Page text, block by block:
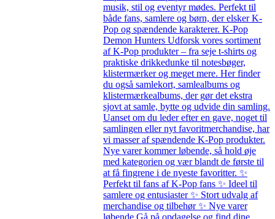
musik, stil og eventyr mødes. Perfekt til
både fans, samlere og børn, der elsker K-
Pop og spændende karakterer. K-Pop
Demon Hunters Udforsk vores sortiment
af K-Pop produkter – fra seje t-shirts og
praktiske drikkedunke til notesbøger,
klistermærker og meget mere. Her finder
du også samlekort, samlealbums og
klistermærkealbums, der gør det ekstra
sjovt at samle, bytte og udvide din samling.
Uanset om du leder efter en gave, noget til
samlingen eller nyt favoritmerchandise, har
vi masser af spændende K-Pop produkter.
Nye varer kommer løbende, så hold øje
med kategorien og vær blandt de første til
at få fingrene i de nyeste favoritter. ✨
Perfekt til fans af K-Pop fans ✨ Ideel til
samlere og entusiaster ✨ Stort udvalg af
merchandise og tilbehør ✨ Nye varer
løbende Gå på opdagelse og find dine